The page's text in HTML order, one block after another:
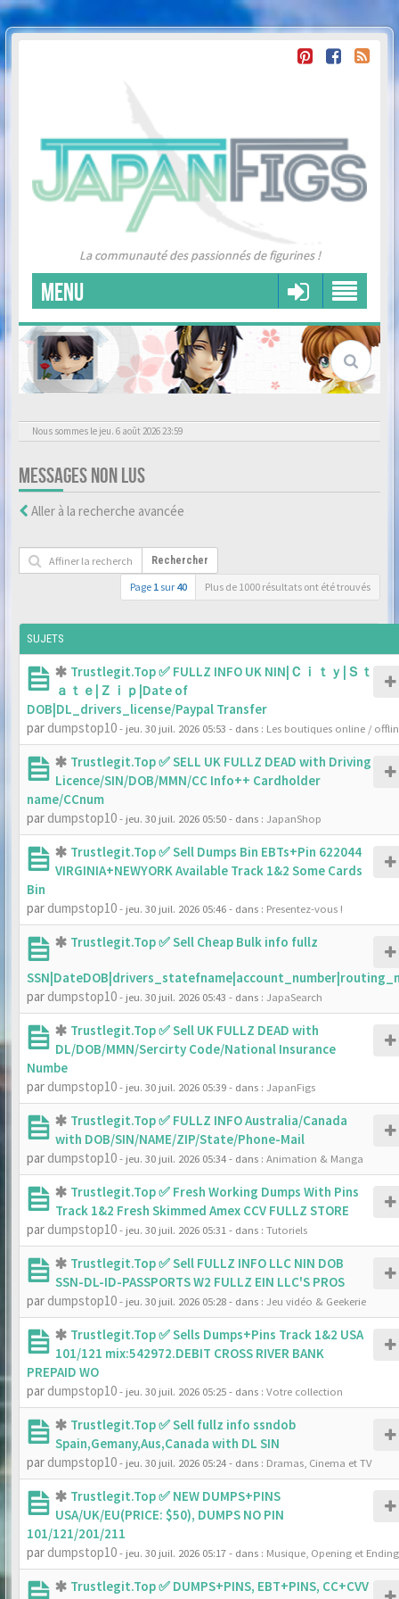
La communauté des passionnés de figurines !
MENU
Nous sommes le jeu. 6 août 2026 23:59
MESSAGES NON LUS
Aller à la recherche avancée
Rechercher
Page 1 sur 40 Plus de 1000 résultats ont été trouvés
SUJETS
Trustlegit.Top ✅ FULLZ INFO UK NIN|Ｃｉｔｙ|Ｓｔ
ａｔｅ|Ｚｉｐ|Date of
DOB|DL_drivers_license/Paypal Transfer
par dumpstop10- jeu. 30 juil. 2026 05:53 - dans : Les boutiques online /
Trustlegit.Top ✅ SELL UK FULLZ DEAD with Driving
Licence/SIN/DOB/MMN/CC Info++ Cardholder
name/CCnum
par dumpstop10- jeu. 30 juil. 2026 05:50- dans : JapanShop
Trustlegit.Top ✅ Sell Dumps Bin EBTs+Pin 622044
VIRGINIA+NEWYORK Available Track 1&2 Some Cards
Bin
par dumpstop10- jeu. 30 juil. 2026 05:46- dans : Presentez-vous !
Trustlegit.Top ✅ Sell Cheap Bulk info fullz
par dumpstop10- jeu. 30 juil. 2026 05:43 - dans : JapaSearch
Trustlegit.Top ✅ Sell UK FULLZ DEAD with
DL/DOB/MMN/Sercirty Code/National Insurance
Numbe
par dumpstop10- jeu. 30 juil. 2026 05:39- dans : JapanFigs
Trustlegit.Top ✅ FULLZ INFO Australia/Canada
with DOB/SIN/NAME/ZIP/State/Phone-Mail
par dumpstop10- jeu. 30 juil. 2026 05:34- dans : Animation & Manga
Trustlegit.Top ✅ Fresh Working Dumps With Pins
Track 1&2 Fresh Skimmed Amex CCV FULLZ STORE
par dumpstop10- jeu. 30 juil. 2026 05:31 - dans : Tutoriels
Trustlegit.Top ✅ Sell FULLZ INFO LLC NIN DOB
SSN-DL-ID-PASSPORTS W2 FULLZ EIN LLC'S PROS
par dumpstop10- jeu. 30 juil. 2026 05:28- dans : Jeu vidéo & Geekerie
Trustlegit.Top ✅ Sells Dumps+Pins Track 1&2 USA
101/121 mix:542972.DEBIT CROSS RIVER BANK
PREPAID WO
par dumpstop10- jeu. 30 juil. 2026 05:25- dans : Votre collection
Trustlegit.Top ✅ Sell fullz info ssndob
Spain,Gemany,Aus,Canada with DL SIN
par dumpstop10- jeu. 30 juil. 2026 05:24- dans : Dramas, Cinema et TV
Trustlegit.Top ✅ NEW DUMPS+PINS
USA/UK/EU(PRICE: $50), DUMPS NO PIN
101/121/201/211
par dumpstop10- jeu. 30 juil. 2026 05:17- dans : Musique, Opening et Ending
Trustlegit.Top ✅ DUMPS+PINS, EBT+PINS, CC+CVV